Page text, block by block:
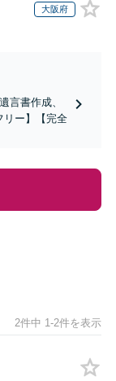
大阪府
言書作成、
リー】【完全
2件中 1-2件を表示